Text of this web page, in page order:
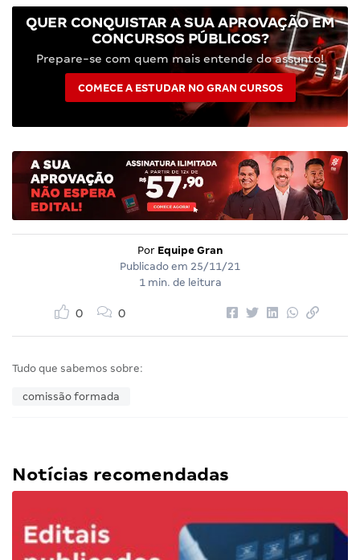
QUER CONQUISTAR A SUA APROVAÇÃO EM
CONCURSOS PÚBLICOS?
Prepare-se com quem mais entende do assunto!
COMECE A ESTUDAR NO GRAN CURSOS
Por Equipe Gran
Publicado em 25/11/21
1 min. de leitura
0 0
Tudo que sabemos sobre:
comissão formada
Notícias recomendadas